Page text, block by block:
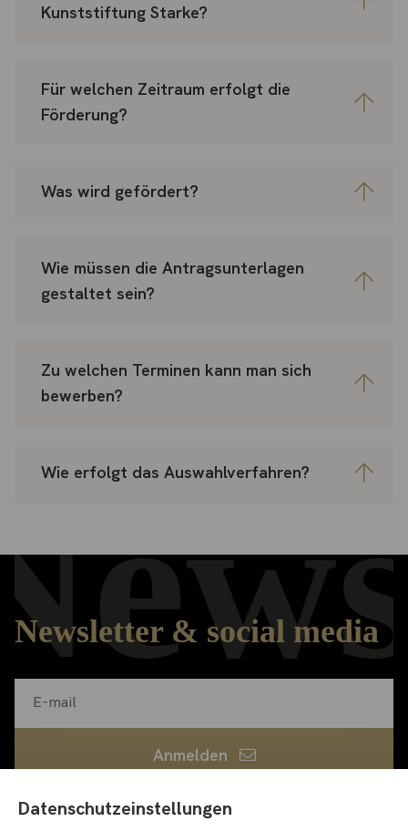
Datenschutzeinstellungen
Kunststiftung Starke?
Für welchen Zeitraum erfolgt die
Förderung?
Was wird gefördert?
Wie müssen die Antragsunterlagen
gestaltet sein?
Zu welchen Terminen kann man sich
bewerben?
Wie erfolgt das Auswahlverfahren?
Newsletter & social media
Anmelden
Ich habe dieDatenschutzerklärung